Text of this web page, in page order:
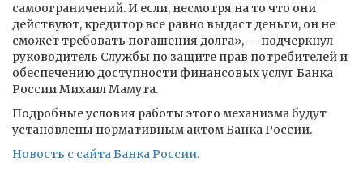
самоограничений. И если, несмотря на то что они
действуют, кредитор все равно выдаст деньги, он не
сможет требовать погашения долга», — подчеркнул
руководитель Службы по защите прав потребителей и
обеспечению доступности финансовых услуг Банка
России Михаил Мамута.
Подробные условия работы этого механизма будут
установлены нормативным актом Банка России.
Новость с сайта Банка России.